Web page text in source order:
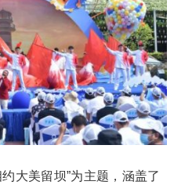
大美留坝”为主题，涵盖了